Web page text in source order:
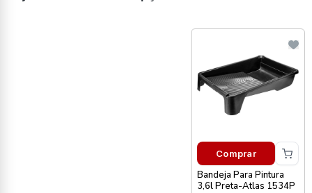
Comprar
Bandeja Para Pintura
3,6l Preta-Atlas 1534P